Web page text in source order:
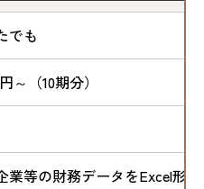
でも
～（10期分）
業等の財務データをExcel形